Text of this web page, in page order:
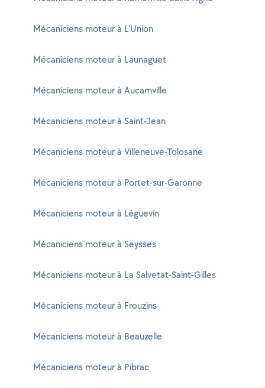
Mécaniciens moteur à L'Union
Mécaniciens moteur à Launaguet
Mécaniciens moteur à Aucamville
Mécaniciens moteur à Saint-Jean
Mécaniciens moteur à Villeneuve-Tolosane
Mécaniciens moteur à Portet-sur-Garonne
Mécaniciens moteur à Léguevin
Mécaniciens moteur à Seysses
Mécaniciens moteur à La Salvetat-Saint-Gilles
Mécaniciens moteur à Frouzins
Mécaniciens moteur à Beauzelle
Mécaniciens moteur à Pibrac